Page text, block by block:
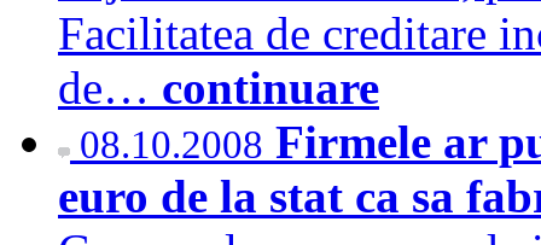
Facilitatea de creditare
de… continuare
08.10.2008 Firmele ar
euro de la stat ca sa